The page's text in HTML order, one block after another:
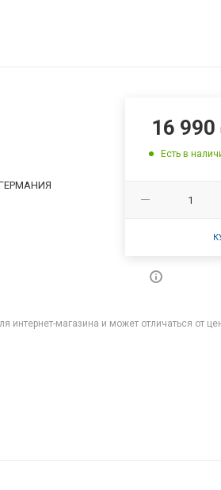
16 990
Есть в
интернет-магазина и может отличаться от